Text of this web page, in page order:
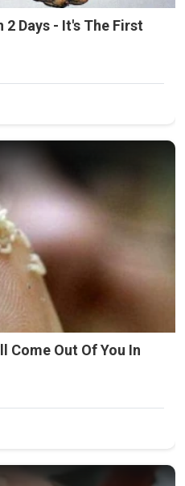
Days - It's The First
Come Out Of You In